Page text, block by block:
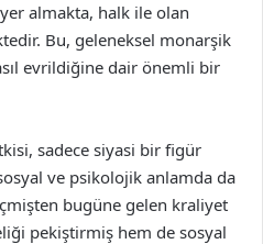
almakta, halk ile olan
Bu, geleneksel monarşik
evrildiğine dair önemli bir
sadece siyasi bir figür
ve psikolojik anlamda da
bugüne gelen kraliyet
pekiştirmiş hem de sosyal